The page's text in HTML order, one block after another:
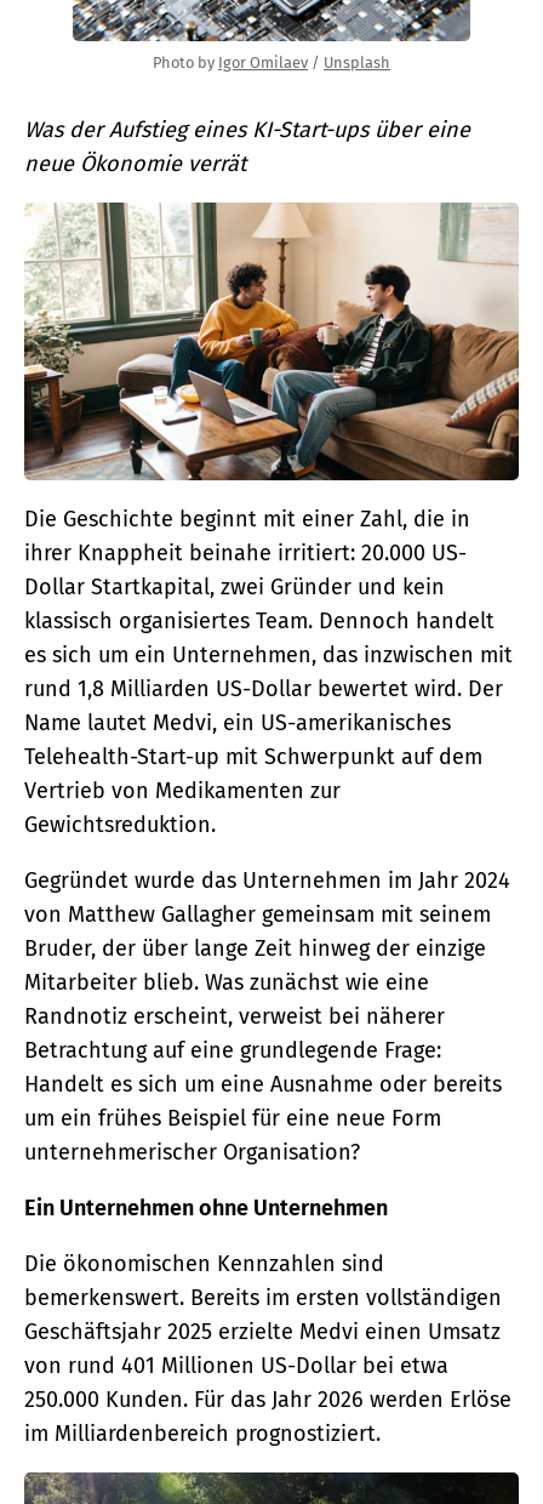
Photo by Igor Omilaev / Unsplash
Was der Aufstieg eines KI-Start-ups über eine
neue Ökonomie verrät
Die Geschichte beginnt mit einer Zahl, die in
ihrer Knappheit beinahe irritiert: 20.000 US-
Dollar Startkapital, zwei Gründer und kein
klassisch organisiertes Team. Dennoch handelt
es sich um ein Unternehmen, das inzwischen mit
rund 1,8 Milliarden US-Dollar bewertet wird. Der
Name lautet Medvi, ein US-amerikanisches
Telehealth-Start-up mit Schwerpunkt auf dem
Vertrieb von Medikamenten zur
Gewichtsreduktion.
Gegründet wurde das Unternehmen im Jahr 2024
von Matthew Gallagher gemeinsam mit seinem
Bruder, der über lange Zeit hinweg der einzige
Mitarbeiter blieb. Was zunächst wie eine
Randnotiz erscheint, verweist bei näherer
Betrachtung auf eine grundlegende Frage:
Handelt es sich um eine Ausnahme oder bereits
um ein frühes Beispiel für eine neue Form
unternehmerischer Organisation?
Ein Unternehmen ohne Unternehmen
Die ökonomischen Kennzahlen sind
bemerkenswert. Bereits im ersten vollständigen
Geschäftsjahr 2025 erzielte Medvi einen Umsatz
von rund 401 Millionen US-Dollar bei etwa
250.000 Kunden. Für das Jahr 2026 werden Erlöse
im Milliardenbereich prognostiziert.